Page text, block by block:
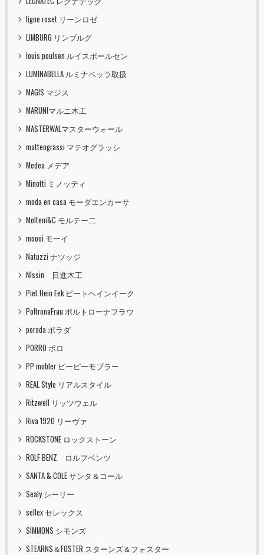
ligne roset リーンロゼ
LIMBURG リンブルグ
louis poulsen ルイスポールセン
LUMINABELLA ルミナベッラ取扱
MAGIS マジス
MARUNIマルニ木工
MASTERWALマスターウォール
matteograssi マテオグラッシ
Medea メデア
Minotti ミノッティ
moda en casa モーダエンカーサ
Molteni&C モルテー二
moooi モーイ
Natuzzi ナツッジ
NIssin 日進木工
Piet Hein Eek ピートヘインイーク
PoltronaFrau ポルトローナフラウ
porada ポラダ
PORRO ポロ
PP mobler ピーピーモブラー
REAL Style リアルスタイル
Ritzwell リッツウェル
Riva 1920 リーヴァ
ROCKSTONE ロックストーン
ROLF BENZ ロルフベンツ
SANTA & COLE サンタ＆コール
Sealy シーリー
sellex セレックス
SIMMONS シモンズ
STEARNS＆FOSTER スターンズ＆フォスター